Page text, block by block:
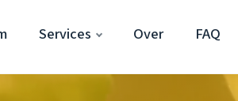
Services Over FAQ